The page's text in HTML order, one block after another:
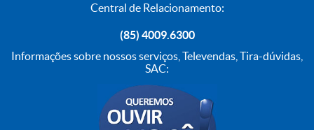
Central de Relacionamento:
(85) 4009.6300
Informações sobre nossos serviços, Televendas, Tira-dúvidas,
SAC: